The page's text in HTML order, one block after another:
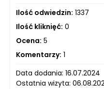
Ilość odwiedzin: 1337
Ilość kliknięć: 0
Ocena: 5
Komentarzy: 1
Data dodania: 16.07.2024
Ostatnia wizyta: